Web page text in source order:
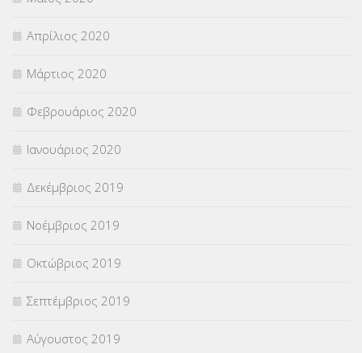
Απρίλιος 2020
Μάρτιος 2020
Φεβρουάριος 2020
Ιανουάριος 2020
Δεκέμβριος 2019
Νοέμβριος 2019
Οκτώβριος 2019
Σεπτέμβριος 2019
Αύγουστος 2019